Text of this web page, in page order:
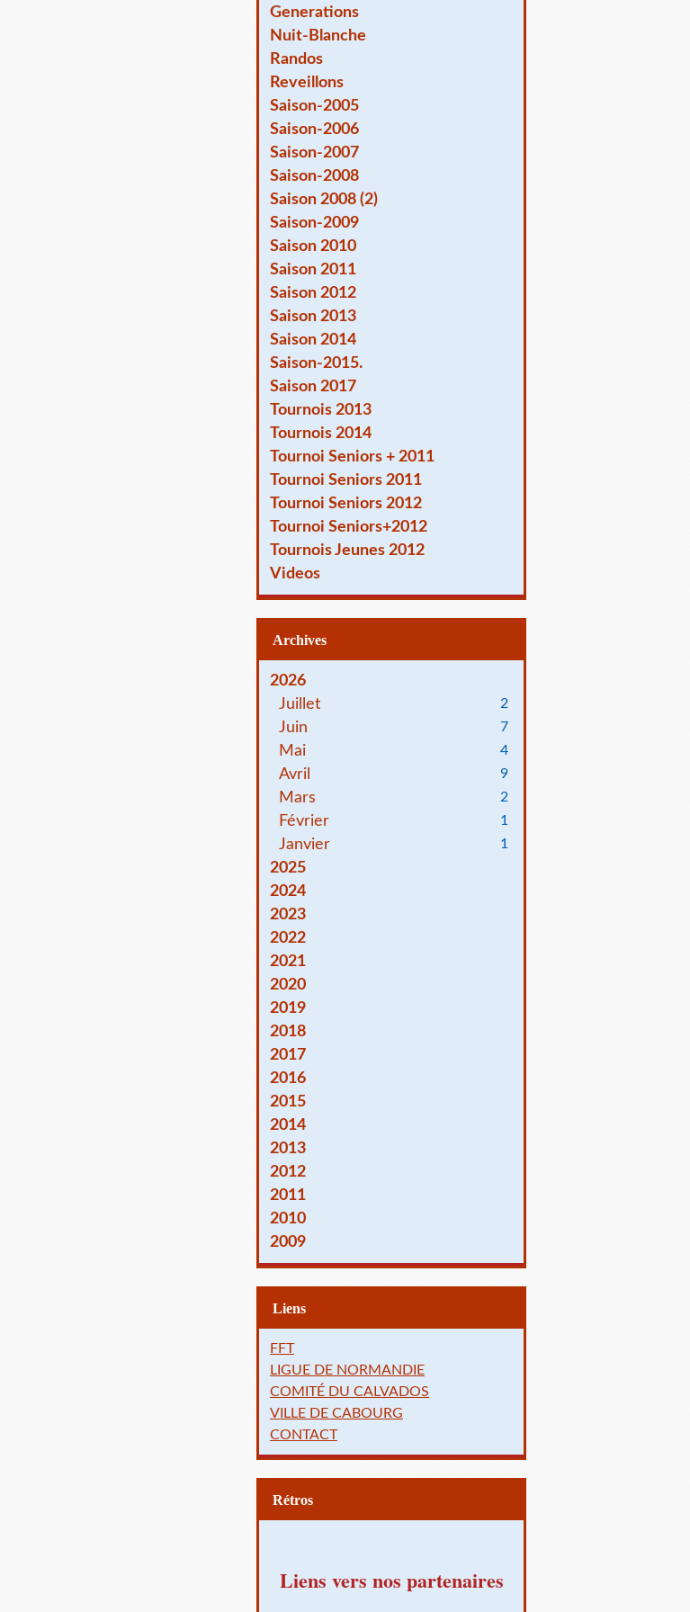
Generations
Nuit-Blanche
Randos
Reveillons
Saison-2005
Saison-2006
Saison-2007
Saison-2008
Saison 2008 (2)
Saison-2009
Saison 2010
Saison 2011
Saison 2012
Saison 2013
Saison 2014
Saison-2015.
Saison 2017
Tournois 2013
Tournois 2014
Tournoi Seniors + 2011
Tournoi Seniors 2011
Tournoi Seniors 2012
Tournoi Seniors+2012
Tournois Jeunes 2012
Videos
Archives
2026
Juillet
2
Juin 7
Mai 4
Avril 9
Mars 2
Février 1
Janvier 1
2025
2024
2023
2022
2021
2020
2019
2018
2017
2016
2015
2014
2013
2012
2011
2010
2009
Liens
FFT
LIGUE DE NORMANDIE
COMITÉ DU CALVADOS
VILLE DE CABOURG
CONTACT
Rétros
Liens vers nos partenaires